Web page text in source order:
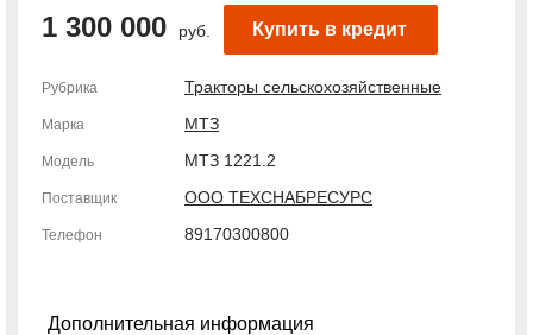
1 300 000 руб. Купить в кредит
Рубрика Тракторы сельскохозяйственные
Марка МТЗ
Модель МТЗ 1221.2
Поставщик ООО ТЕХСНАБРЕСУРС
Телефон 89170300800
Дополнительная информация